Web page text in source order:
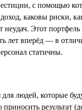
с помощью
каковы риски,
неудач. Этот
лет вперёд — в
статичны.
людей, которые
результат